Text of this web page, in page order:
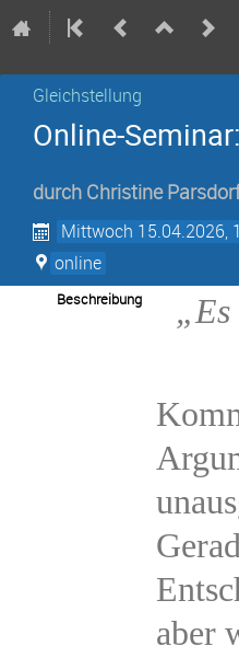
Gleichstellung
Online-
durch Christine
Mittwoch 15.04.2026,
online
Beschreibung
aber